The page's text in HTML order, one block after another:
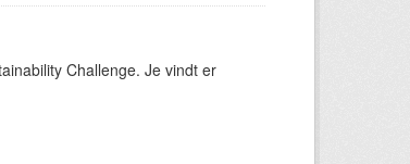
Challenge. Je vindt er